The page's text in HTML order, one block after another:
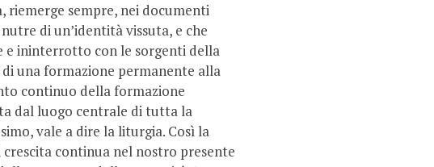
riemerge sempre, nei documenti
di un’identità vissuta, e che
e ininterrotto con le sorgenti della
di una formazione permanente alla
continuo della formazione
dal luogo centrale di tutta la
vale a dire la liturgia. Così la
continua nel nostro presente